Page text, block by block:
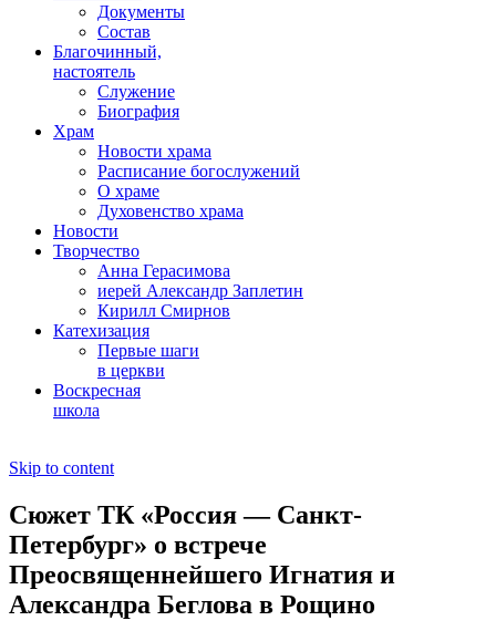
Документы
Состав
Благочинный,
настоятель
Служение
Биография
Храм
Новости храма
Расписание богослужений
О храме
Духовенство храма
Новости
Творчество
Анна Герасимова
иерей Александр Заплетин
Кирилл Смирнов
Катехизация
Первые шаги
в церкви
Воскресная
школа
Skip to content
Сюжет ТК «Россия — Санкт-
Петербург» о встрече
Преосвященнейшего Игнатия и
Александра Беглова в Рощино